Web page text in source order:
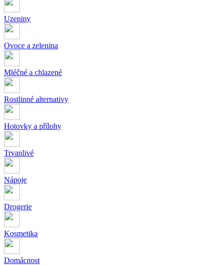
Uzeniny
Ovoce a zelenina
Mléčné a chlazené
Rostlinné alternativy
Hotovky a přílohy
Trvanlivé
Nápoje
Drogerie
Kosmetika
Domácnost